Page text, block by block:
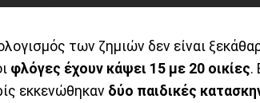
των ζημιών δεν είναι
φλόγες έχουν κάψει 15 με 20 οικίες.
εκκενώθηκαν δύο παιδικές